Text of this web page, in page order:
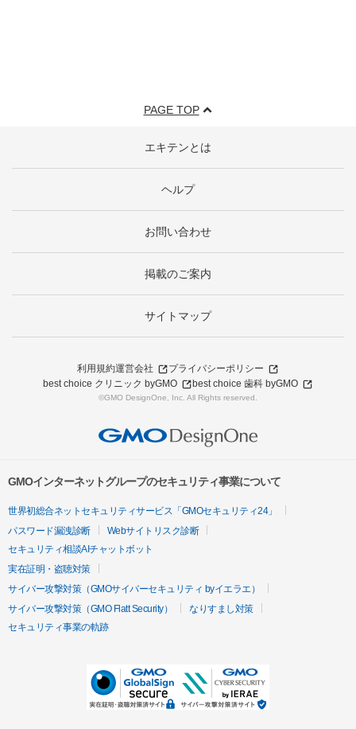
PAGE TOP
エキテンとは
ヘルプ
お問い合わせ
掲載のご案内
サイトマップ
利用規約運営会社
プライバシーポリシー
best choice クリニック byGMO
best choice 歯科 byGMO
©GMO DesignOne, Inc. All Rights reserved.
GMOインターネットグループのセキュリティ事業について
世界初総合ネットセキュリティサービス「GMOセキュリティ24」
パスワード漏洩診断
Webサイトリスク診断
セキュリティ相談AIチャットボット
実在証明・盗聴対策
サイバー攻撃対策（GMOサイバーセキュリティ byイエラエ）
サイバー攻撃対策（GMO Flatt Security）
なりすまし対策
セキュリティ事業の軌跡